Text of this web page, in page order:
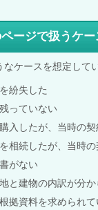
ージで扱うケー
ケースを想定して
紛失した
っていない
入したが、当時の
相続したが、当時
がない
と建物の内訳が分か
拠資料を求められて